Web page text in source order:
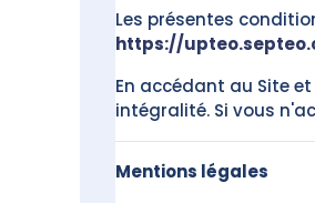
Les présentes
https://
En accédant au Site
intégralité. Si vous
Mentions légales